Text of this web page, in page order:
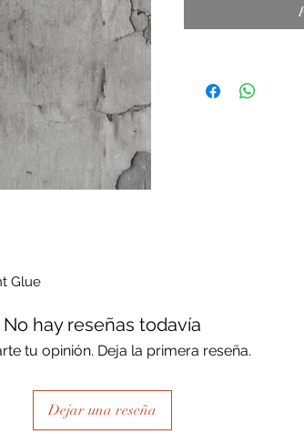
Glue
No hay reseñas todavía
tu opinión. Deja la primera reseña.
Dejar una reseña